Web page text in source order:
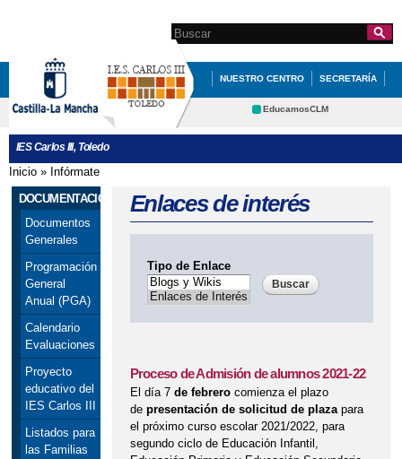
contenido
principal
Formulario de
búsqueda
Search this site
NUESTRO CENTRO SECRETARÍA
DOCUMENTACIÓN INFÓRMATE
EducamosCLM
Contacto
IES Carlos III, Toledo
Se encuentra usted aquí
Inicio » Infórmate
DOCUMENTACIÓN
Documentos
Generales
Programación
General
Anual (PGA)
Calendario
Evaluaciones
Proyecto
educativo del
IES Carlos III
Listados para
las Familias
Enlaces de interés
Tipo de Enlace
Proceso de Admisión de alumnos 2021-22
El día 7de febrerocomienza el plazo
de presentación de solicitud de plazapara
el próximo curso escolar 2021/2022, para
segundo ciclo de Educación Infantil,